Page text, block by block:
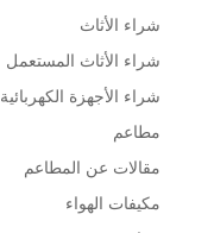
شراء الأثاث
شراء الأثاث المستعمل
شراء الأجهزة الكهربائية
مطاعم
مقالات عن المطاعم
مكيفات الهواء